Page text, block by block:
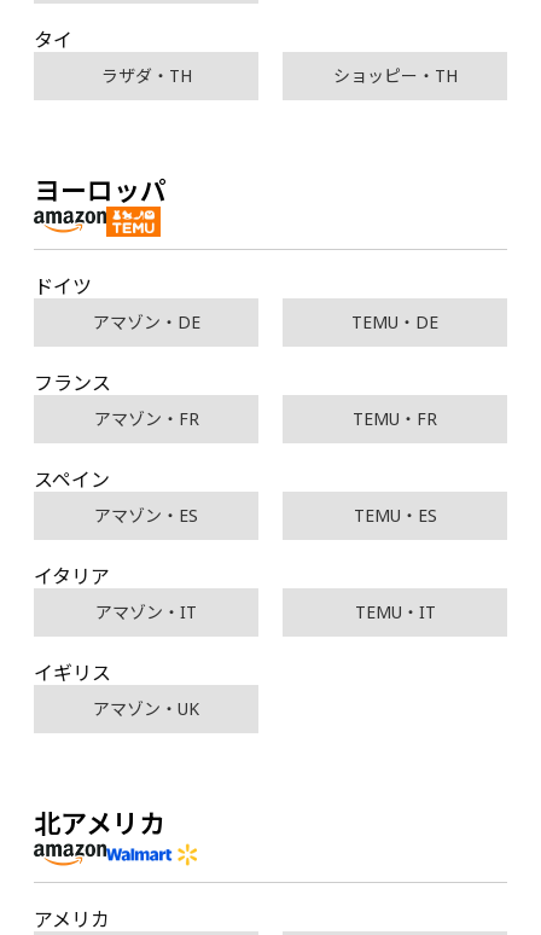
タイ
ラザダ・TH ショッピー・TH
ヨーロッパ
ドイツ
アマゾン・DE TEMU・DE
フランス
アマゾン・FR TEMU・FR
スペイン
アマゾン・ES TEMU・ES
イタリア
アマゾン・IT TEMU・IT
イギリス
アマゾン・UK
北アメリカ
アメリカ